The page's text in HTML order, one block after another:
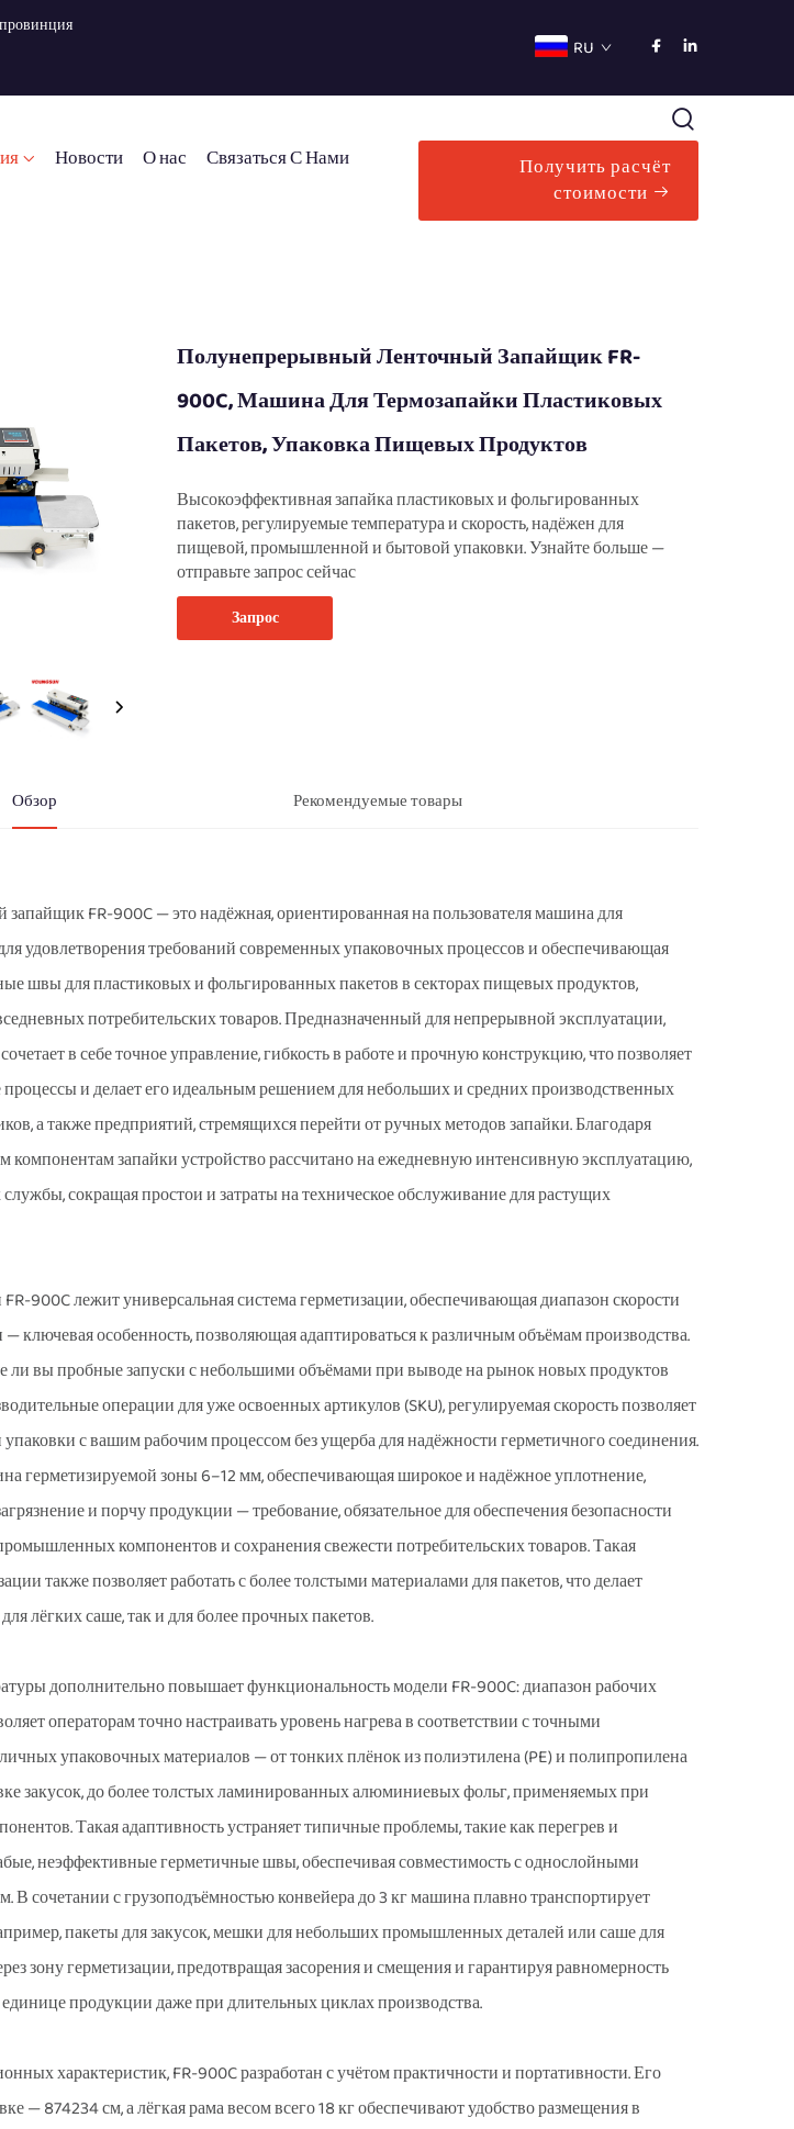
RU
Новости О нас Связаться С Нами
Получить расчёт
стоимости
Полунепрерывный Ленточный Запайщик FR-
900C, Машина Для Термозапайки Пластиковых
Пакетов, Упаковка Пищевых Продуктов
Высокоэффективная запайка пластиковых и фольгированных
пакетов, регулируемые температура и скорость, надёжен для
пищевой, промышленной и бытовой упаковки. Узнайте больше —
отправьте запрос сейчас
Запрос
Обзор Рекомендуемые товары
FR-900C — это надёжная, ориентированная на пользователя машина для
удовлетворения требований современных упаковочных процессов и обеспечивающая
швы для пластиковых и фольгированных пакетов в секторах пищевых продуктов,
потребительских товаров. Предназначенный для непрерывной эксплуатации,
в себе точное управление, гибкость в работе и прочную конструкцию, что позволяет
и делает его идеальным решением для небольших и средних производственных
а также предприятий, стремящихся перейти от ручных методов запайки. Благодаря
компонентам запайки устройство рассчитано на ежедневную интенсивную эксплуатацию,
сокращая простои и затраты на техническое обслуживание для растущих
900C лежит универсальная система герметизации, обеспечивающая диапазон скорости
ключевая особенность, позволяющая адаптироваться к различным объёмам производства.
ли вы пробные запуски с небольшими объёмами при выводе на рынок новых продуктов
операции для уже освоенных артикулов (SKU), регулируемая скорость позволяет
с вашим рабочим процессом без ущерба для надёжности герметичного соединения.
герметизируемой зоны 6–12 мм, обеспечивающая широкое и надёжное уплотнение,
и порчу продукции — требование, обязательное для обеспечения безопасности
компонентов и сохранения свежести потребительских товаров. Такая
также позволяет работать с более толстыми материалами для пакетов, что делает
лёгких саше, так и для более прочных пакетов.
дополнительно повышает функциональность модели FR-900C: диапазон рабочих
операторам точно настраивать уровень нагрева в соответствии с точными
упаковочных материалов — от тонких плёнок из полиэтилена (PE) и полипропилена
закусок, до более толстых ламинированных алюминиевых фольг, применяемых при
Такая адаптивность устраняет типичные проблемы, такие как перегрев и
неэффективные герметичные швы, обеспечивая совместимость с однослойными
сочетании с грузоподъёмностью конвейера до 3 кг машина плавно транспортирует
пакеты для закусок, мешки для небольших промышленных деталей или саше для
зону герметизации, предотвращая засорения и смещения и гарантируя равномерность
продукции даже при длительных циклах производства.
характеристик, FR-900C разработан с учётом практичности и портативности. Его
— 874234 см, а лёгкая рама весом всего 18 кг обеспечивают удобство размещения в